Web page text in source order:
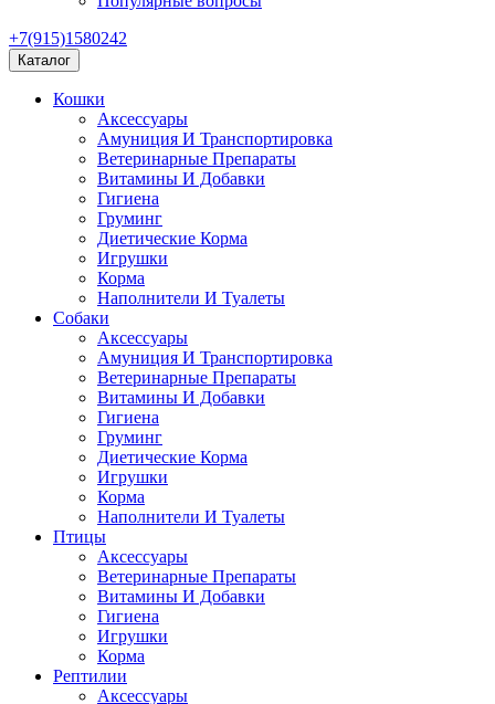
+7(915)1580242
Каталог
Кошки
Аксессуары
Амуниция И Транспортировка
Ветеринарные Препараты
Витамины И Добавки
Гигиена
Груминг
Диетические Корма
Игрушки
Корма
Наполнители И Туалеты
Собаки
Аксессуары
Амуниция И Транспортировка
Ветеринарные Препараты
Витамины И Добавки
Гигиена
Груминг
Диетические Корма
Игрушки
Корма
Наполнители И Туалеты
Птицы
Аксессуары
Ветеринарные Препараты
Витамины И Добавки
Гигиена
Игрушки
Корма
Рептилии
Аксессуары